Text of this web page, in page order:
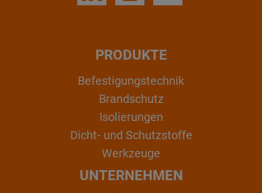
PRODUKTE
Befestigungstechnik
Brandschutz
Isolierungen
Dicht- und Schutzstoffe
Werkzeuge
UNTERNEHMEN